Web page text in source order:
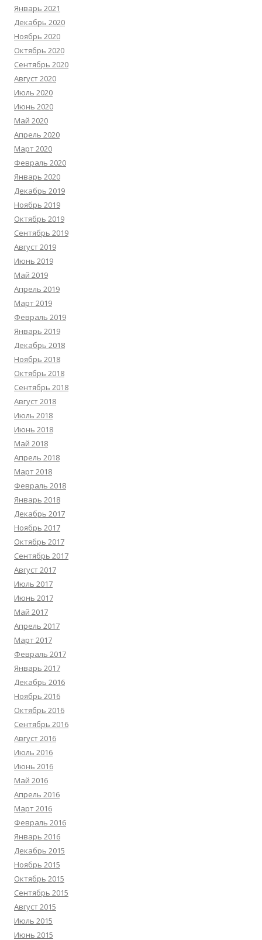
Январь 2021
Декабрь 2020
Ноябрь 2020
Октябрь 2020
Сентябрь 2020
Август 2020
Июль 2020
Июнь 2020
Май 2020
Апрель 2020
Март 2020
Февраль 2020
Январь 2020
Декабрь 2019
Ноябрь 2019
Октябрь 2019
Сентябрь 2019
Август 2019
Июнь 2019
Май 2019
Апрель 2019
Март 2019
Февраль 2019
Январь 2019
Декабрь 2018
Ноябрь 2018
Октябрь 2018
Сентябрь 2018
Август 2018
Июль 2018
Июнь 2018
Май 2018
Апрель 2018
Март 2018
Февраль 2018
Январь 2018
Декабрь 2017
Ноябрь 2017
Октябрь 2017
Сентябрь 2017
Август 2017
Июль 2017
Июнь 2017
Май 2017
Апрель 2017
Март 2017
Февраль 2017
Январь 2017
Декабрь 2016
Ноябрь 2016
Октябрь 2016
Сентябрь 2016
Август 2016
Июль 2016
Июнь 2016
Май 2016
Апрель 2016
Март 2016
Февраль 2016
Январь 2016
Декабрь 2015
Ноябрь 2015
Октябрь 2015
Сентябрь 2015
Август 2015
Июль 2015
Июнь 2015